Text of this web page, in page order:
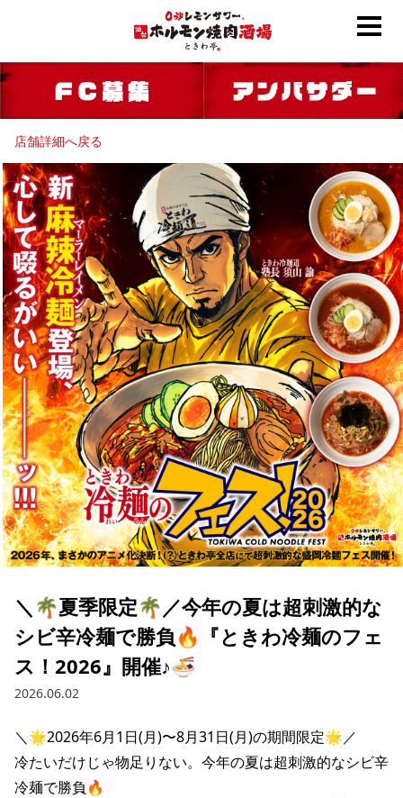
店舗詳細へ戻る
＼🌴夏季限定🌴／今年の夏は超刺激的な
シビ辛冷麺で勝負🔥『ときわ冷麺のフェ
ス！2026』開催♪🍜
2026.06.02
＼🌟2026年6月1日(月)〜8月31日(月)の期間限定🌟／
冷たいだけじゃ物足りない。今年の夏は超刺激的なシビ辛
冷麺で勝負🔥